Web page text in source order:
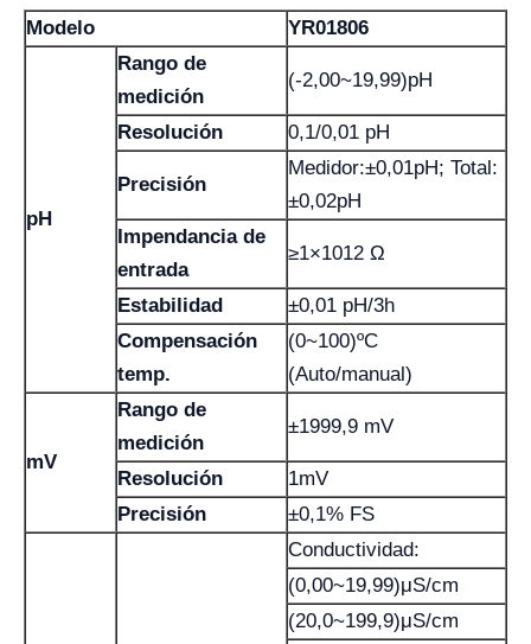
Modelo YR01806
pH
Rango de
medición
(-2,00~19,99)pH
Resolución 0,1/0,01 pH
Precisión
Medidor:±0,01pH; Total:
±0,02pH
Impendancia de
entrada
≥1×1012 Ω
Estabilidad
±0,01 pH/3h
Compensación
temp.
(0~100)ºC
(Auto/manual)
mV
Rango de
medición
±1999,9 mV
Resolución
1mV
Precisión
±0,1% FS
Conductividad:
(0,00~19,99)μS/cm
(20,0~199,9)μS/cm